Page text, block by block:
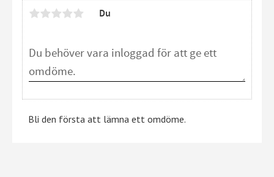
Du
Bli den första att lämna ett omdöme.